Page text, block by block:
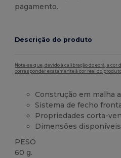
pagamento.
Descrição do produto
Note-se que, devido à calibração do ecrã, a
corresponder exatamente à cor real do
Construção em malha
Sistema de fecho
Propriedades corta-
Dimensões
PESO
60 g.